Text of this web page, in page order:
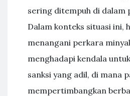
sering ditempuh di dalam
Dalam konteks situasi ini,
menangani perkara
menghadapi kendala
sanksi yang adil, di mana
mempertimbangkan